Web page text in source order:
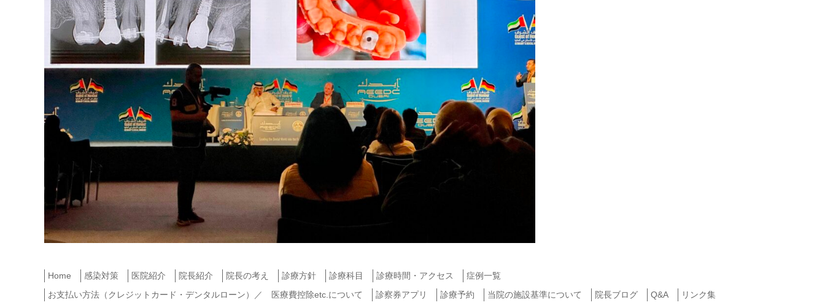
Home 感染対策 医院紹介 院長紹介 院長の考え 診療方針 診療科目 診療時間・アクセス
症例一覧
お支払い方法（クレジットカード・デンタルローン）／ 医療費控除etc.について
診察券アプリ 診療予約 当院の施設基準について 院長ブログ Q&A
リンク集